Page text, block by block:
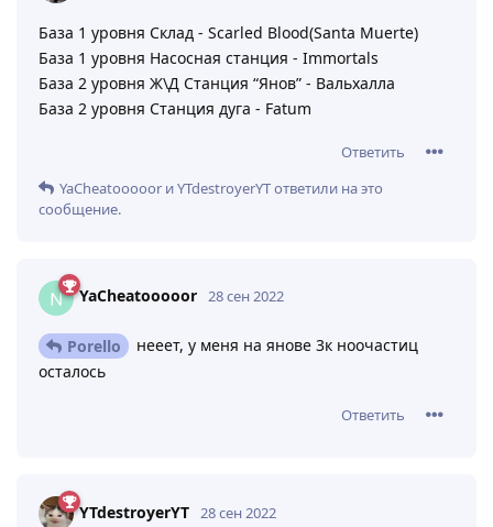
База 1 уровня Склад - Scarled Blood(Santa Muerte)
База 1 уровня Насосная станция - Immortals
База 2 уровня Ж\Д Станция “Янов” - Вальхалла
База 2 уровня Станция дуга - Fatum
Ответить
YaCheatooooor иYTdestroyerYTответили на это
сообщение.
YaCheatooooor 28 сен 2022
Porello
нееет, у меня на янове 3к ноочастиц
осталось
Ответить
YTdestroyerYT 28 сен 2022